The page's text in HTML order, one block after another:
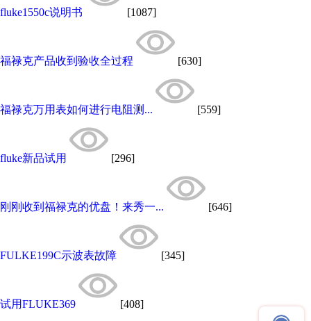
fluke1550c说明书 [1087]
福禄克产品收到验收全过程 [630]
福禄克万用表如何进行电阻测... [559]
fluke新品试用 [296]
刚刚收到福禄克的优盘！来秀一... [646]
FULKE199C示波表故障 [345]
试用FLUKE369 [408]